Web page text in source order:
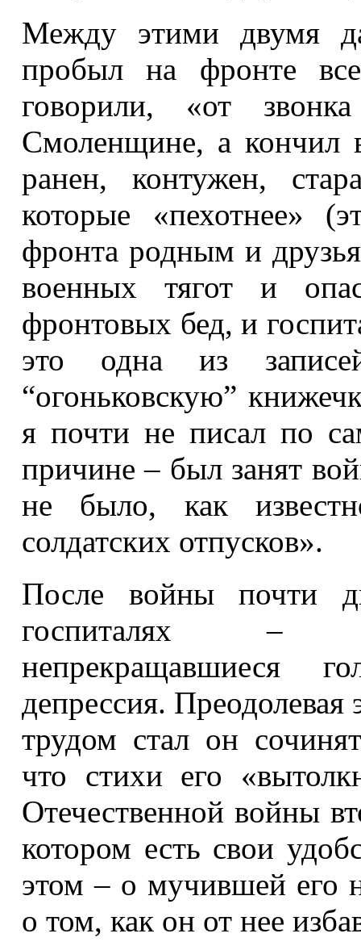
Между этими двумя
пробыл на фронте
говорили, «от
Смоленщине, а
ранен, контужен,
которые «пехотнее»
фронта родным и
военных тягот и
фронтовых бед, и
это одна из
“огоньковскую”
я почти не писал по
причине – был занят
не было, как
солдатских отпусков».
После войны почти
госпиталях –
непрекращавшиеся
депрессия.
трудом стал он
что стихи его
Отечественной войны
котором есть свои
этом – о мучившей его
о том, как он от нее